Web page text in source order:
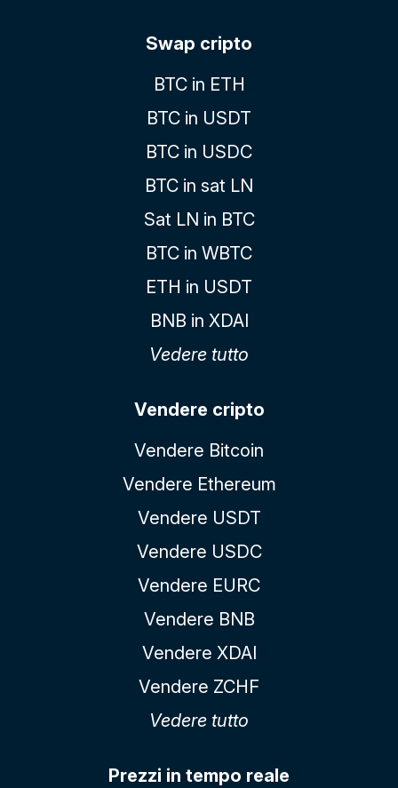
Swap cripto
BTC in ETH
BTC in USDT
BTC in USDC
BTC in sat LN
Sat LN in BTC
BTC in WBTC
ETH in USDT
BNB in XDAI
Vedere tutto
Vendere cripto
Vendere Bitcoin
Vendere Ethereum
Vendere USDT
Vendere USDC
Vendere EURC
Vendere BNB
Vendere XDAI
Vendere ZCHF
Vedere tutto
Prezzi in tempo reale